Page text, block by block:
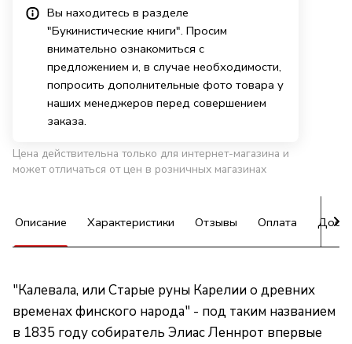
Вы находитесь в разделе
"Букинистические книги". Просим
внимательно ознакомиться с
предложением и, в случае необходимости,
попросить дополнительные фото товара у
наших менеджеров перед совершением
заказа.
Цена действительна только для интернет-магазина и
может отличаться от цен в розничных магазинах
Описание Характеристики Отзывы Оплата
"Калевала, или Старые руны Карелии о древних
временах финского народа" - под таким названием
в 1835 году собиратель Элиас Леннрот впервые